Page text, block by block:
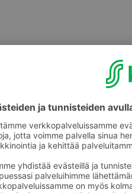
apuvälineet